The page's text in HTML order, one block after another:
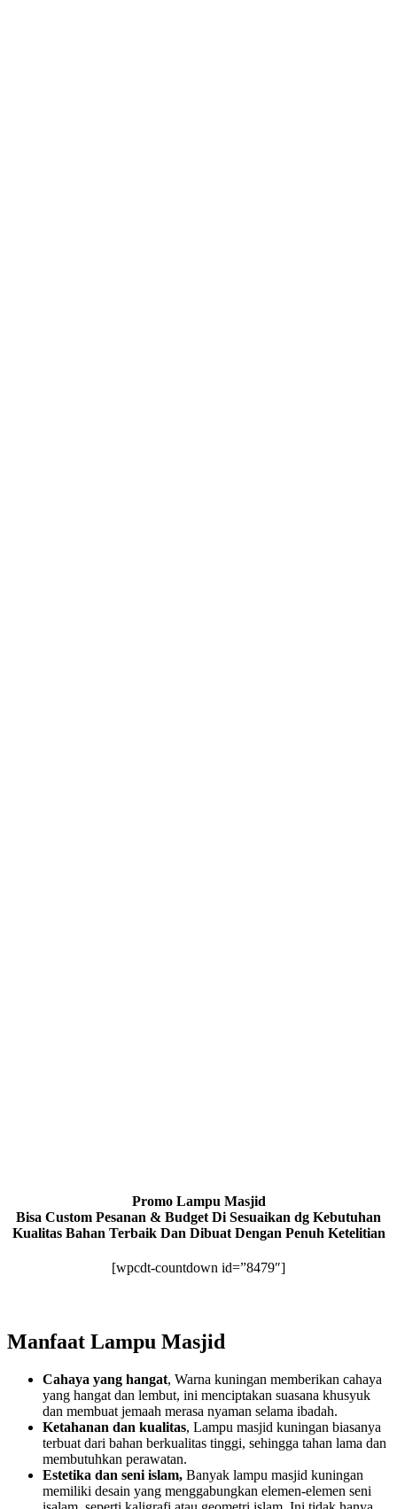
Promo Lampu Masjid
Bisa Custom Pesanan & Budget Di Sesuaikan dg Kebutuhan
Kualitas Bahan Terbaik Dan Dibuat Dengan Penuh Ketelitian
[wpcdt-countdown id=”8479″]
Manfaat Lampu Masjid
Cahaya yang hangat, Warna kuningan memberikan cahaya
yang hangat dan lembut, ini menciptakan suasana khusyuk
dan membuat jemaah merasa nyaman selama ibadah.
Ketahanan dan kualitas, Lampu masjid kuningan biasanya
terbuat dari bahan berkualitas tinggi, sehingga tahan lama dan
membutuhkan perawatan.
Estetika dan seni islam, Banyak lampu masjid kuningan
memiliki desain yang menggabungkan elemen-elemen seni